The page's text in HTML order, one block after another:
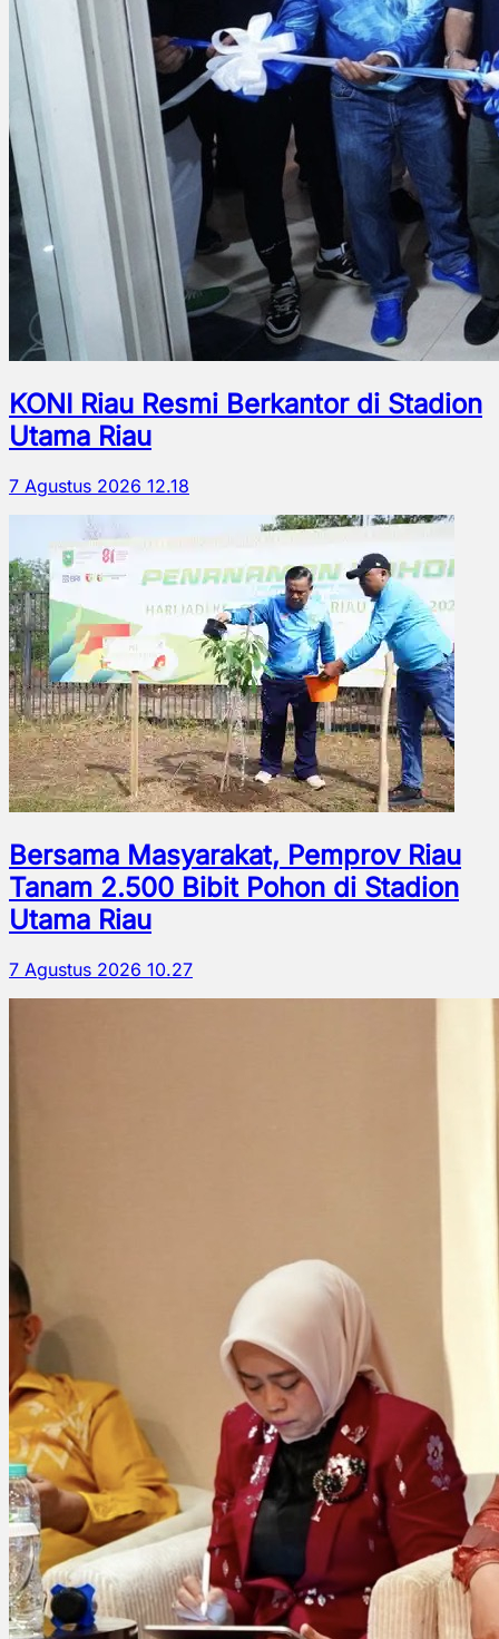
KONI Riau Resmi Berkantor di Stadion
Utama Riau
7 Agustus 2026 12.18
Bersama Masyarakat, Pemprov Riau
Tanam 2.500 Bibit Pohon di Stadion
Utama Riau
7 Agustus 2026 10.27